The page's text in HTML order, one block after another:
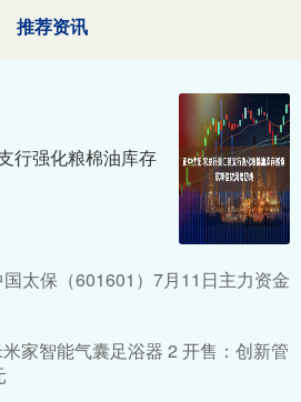
推荐资讯
行强化粮棉油库存
太保（601601）7月11日主力资金
家智能气囊足浴器 2 开售：创新管